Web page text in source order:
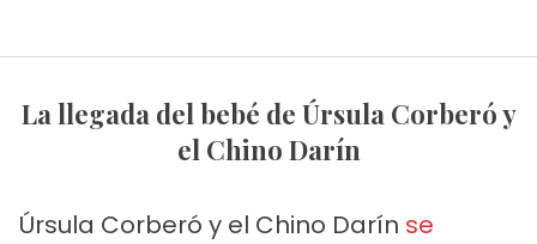
La llegada del bebé de Úrsula Corberó y
el Chino Darín
Úrsula Corberó y el Chino Darín se